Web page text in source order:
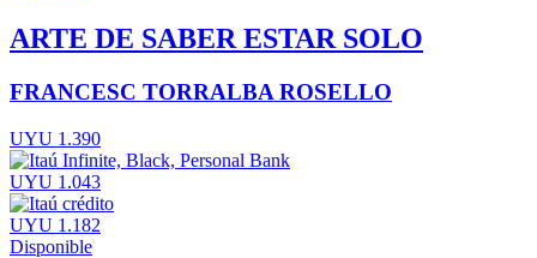
ARTE DE SABER ESTAR SOLO
FRANCESC TORRALBA ROSELLO
UYU 1.390
UYU 1.043
UYU 1.182
Disponible